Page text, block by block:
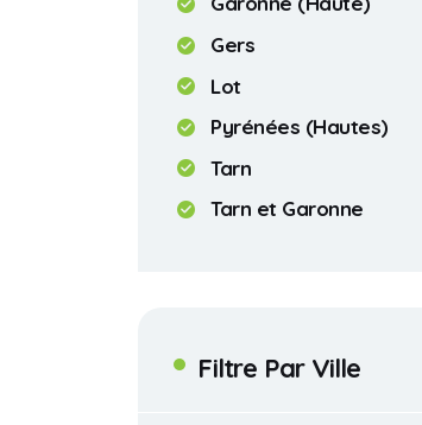
Gers
Lot
Pyrénées (Hautes)
Tarn
Tarn et Garonne
Filtre Par Ville